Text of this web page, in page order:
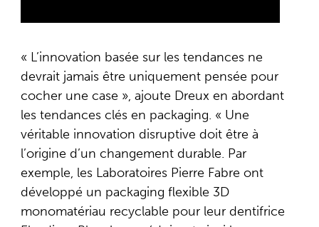
« L’innovation basée sur les tendances ne
devrait jamais être uniquement pensée pour
cocher une case », ajoute Dreux en abordant
les tendances clés en packaging. « Une
véritable innovation disruptive doit être à
l’origine d’un changement durable. Par
exemple, les Laboratoires Pierre Fabre ont
développé un packaging flexible 3D
monomatériau recyclable pour leur dentifrice